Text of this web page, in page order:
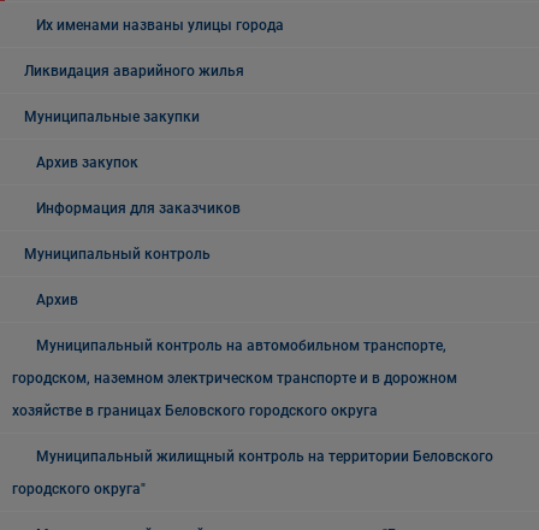
Их именами названы улицы города
Ликвидация аварийного жилья
Муниципальные закупки
Архив закупок
Информация для заказчиков
Муниципальный контроль
Архив
Муниципальный контроль на автомобильном транспорте,
городском, наземном электрическом транспорте и в дорожном
хозяйстве в границах Беловского городского округа
Муниципальный жилищный контроль на территории Беловского
городского округа"